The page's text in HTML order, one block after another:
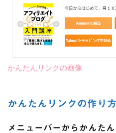
かんたんリンクの画像
かんたんリンクの作り方
メニューバーからかんた